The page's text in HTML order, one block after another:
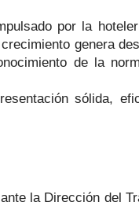
por la
genera
de la
sólida,
la Dirección del